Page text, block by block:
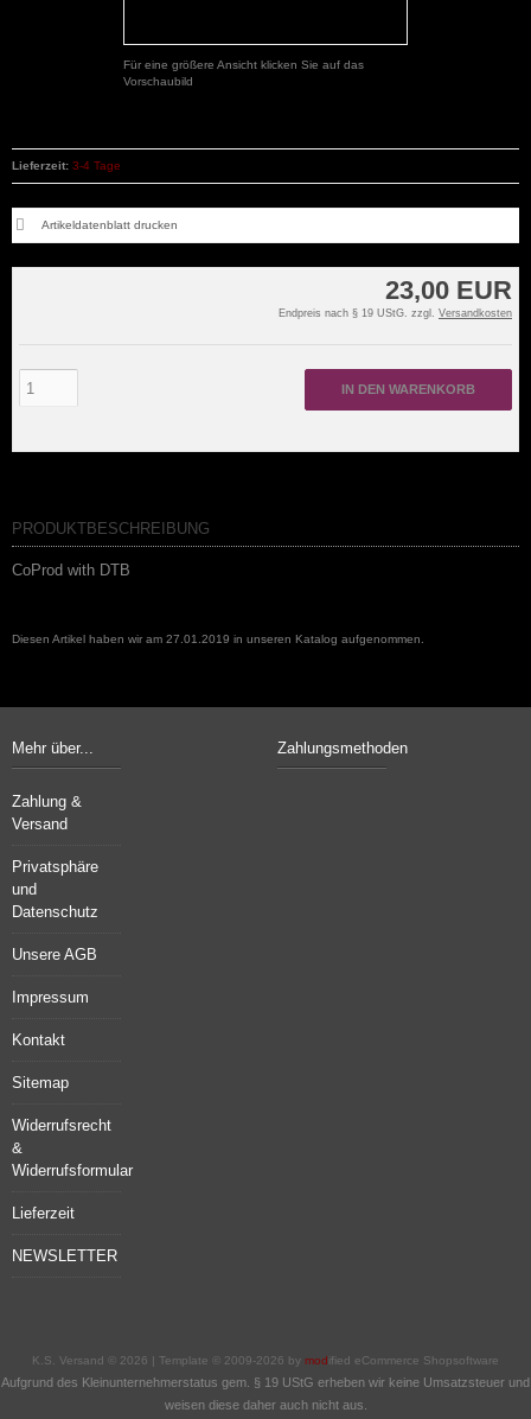
Für eine größere Ansicht klicken Sie auf das
Vorschaubild
23,00 EUR
Endpreis nach § 19 UStG. zzgl. Versandkosten
IN DEN WARENKORB
Lieferzeit: 3-4 Tage
Artikeldatenblatt drucken
PRODUKTBESCHREIBUNG
CoProd with DTB
Diesen Artikel haben wir am 27.01.2019 in unseren Katalog aufgenommen.
Mehr über...
Zahlung &
Versand
Privatsphäre
und
Datenschutz
Unsere AGB
Impressum
Kontakt
Sitemap
Widerrufsrecht
&
Widerrufsformular
Lieferzeit
NEWSLETTER
Zahlungsmethoden
K.S. Versand © 2026 | Template © 2009-2026 by mod ified eCommerce Shopsoftware
Aufgrund des Kleinunternehmerstatus gem. § 19 UStG erheben wir keine Umsatzsteuer und
weisen diese daher auch nicht aus.